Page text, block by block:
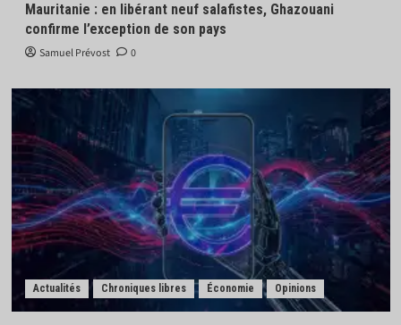
Mauritanie : en libérant neuf salafistes, Ghazouani
confirme l’exception de son pays
Samuel Prévost 0
Actualités Chroniques libres Économie Opinions